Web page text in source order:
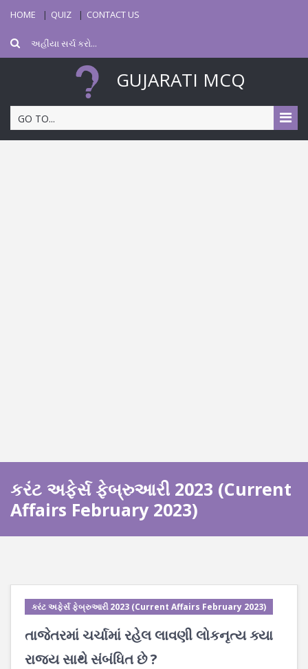
HOME QUIZ CONTACT US
GUJARATI MCQ
GO TO...
કરંટ અફેર્સ ફેબ્રુઆરી 2023 (Current
Affairs February 2023)
કરંટ અફેર્સ ફેબ્રુઆરી 2023 (Current Affairs February 2023)
તાજેતરમાં ચર્ચામાં રહેલ લાવણી લોકનૃત્ય ક્યા
રાજ્ય સાથે સંબંધિત છે ?